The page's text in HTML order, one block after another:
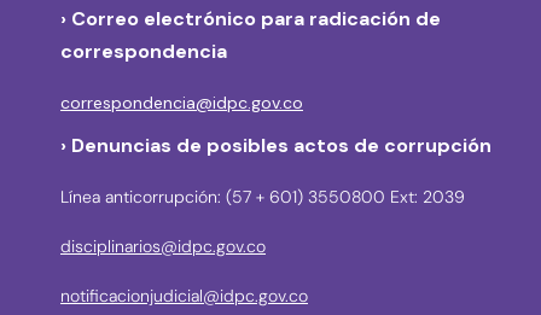
› Correo electrónico para radicación de
correspondencia
correspondencia@idpc.gov.co
› Denuncias de posibles actos de corrupción
Línea anticorrupción: (57 + 601) 3550800 Ext: 2039
disciplinarios@idpc.gov.co
notificacionjudicial@idpc.gov.co